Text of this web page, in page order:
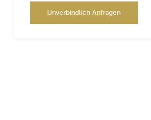
Unverbindlich Anfragen